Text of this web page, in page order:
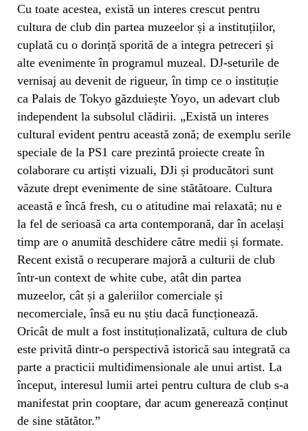
Cu toate acestea, există un interes crescut pentru
cultura de club din partea muzeelor și a instituțiilor,
cuplată cu o dorință sporită de a integra petreceri și
alte evenimente în programul muzeal. DJ-seturile de
vernisaj au devenit de rigueur, în timp ce o instituție
ca Palais de Tokyo găzduiește Yoyo, un adevart club
independent la subsolul clădirii. „Există un interes
cultural evident pentru această zonă; de exemplu serile
speciale de la PS1 care prezintă proiecte create în
colaborare cu artiști vizuali, DJi și producători sunt
văzute drept evenimente de sine stătătoare. Cultura
această e încă fresh, cu o atitudine mai relaxată; nu e
la fel de serioasă ca arta contemporană, dar în același
timp are o anumită deschidere către medii și formate.
Recent există o recuperare majoră a culturii de club
într-un context de white cube, atât din partea
muzeelor, cât și a galeriilor comerciale și
necomerciale, însă eu nu știu dacă funcționează.
Oricât de mult a fost instituționalizată, cultura de club
este privită dintr-o perspectivă istorică sau integrată ca
parte a practicii multidimensionale ale unui artist. La
început, interesul lumii artei pentru cultura de club s-a
manifestat prin cooptare, dar acum generează conținut
de sine stătător.”